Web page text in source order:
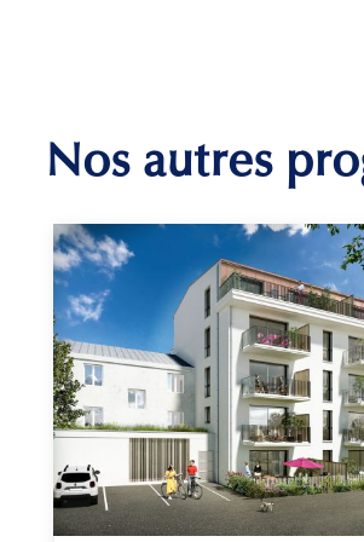
Nos autres